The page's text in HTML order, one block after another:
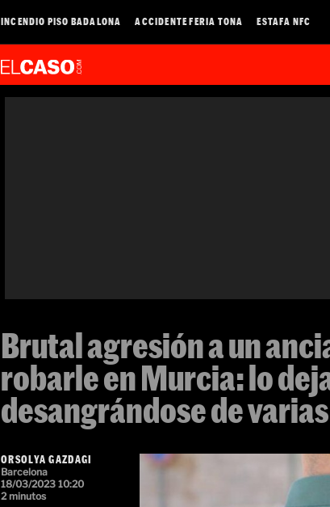
INCENDIO PISO BADALONA ACCIDENTE FERIA TONA ESTAFA NFC
Brutal agresión a un
robarle en Murcia: lo
desangrándose de
ORSOLYA GAZDAGI
Barcelona
18/03/2023 10:20
2 minutos